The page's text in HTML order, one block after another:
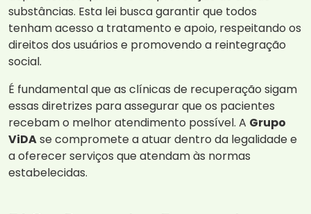
substâncias. Esta lei busca garantir que todos
tenham acesso a tratamento e apoio, respeitando os
direitos dos usuários e promovendo a reintegração
social.
É fundamental que as clínicas de recuperação sigam
essas diretrizes para assegurar que os pacientes
recebam o melhor atendimento possível. A Grupo
ViDAse compromete a atuar dentro da legalidade e
a oferecer serviços que atendam às normas
estabelecidas.